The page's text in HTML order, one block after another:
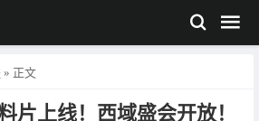
» 正文
片上线！西域盛会开放！